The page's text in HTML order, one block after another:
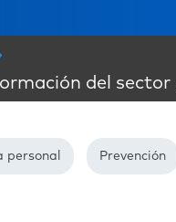
del
personal Prevención